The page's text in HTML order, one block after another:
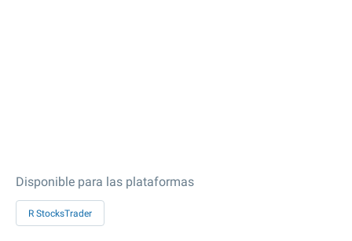
Disponible para las plataformas
R StocksTrader